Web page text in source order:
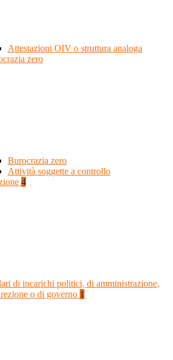
Attestazioni OIV o struttura analoga
zero
Burocrazia zero
Attività soggette a controllo
4
di incarichi politici, di amministrazione,
o di governo 1